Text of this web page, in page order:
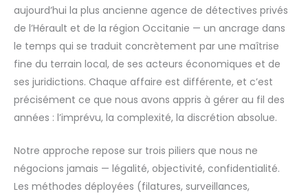
aujourd’hui la plus ancienne agence de détectives privés
de l’Hérault et de la région Occitanie — un ancrage dans
le temps qui se traduit concrètement par une maîtrise
fine du terrain local, de ses acteurs économiques et de
ses juridictions. Chaque affaire est différente, et c’est
précisément ce que nous avons appris à gérer au fil des
années : l’imprévu, la complexité, la discrétion absolue.
Notre approche repose sur trois piliers que nous ne
négocions jamais — légalité, objectivité, confidentialité.
Les méthodes déployées (filatures, surveillances,